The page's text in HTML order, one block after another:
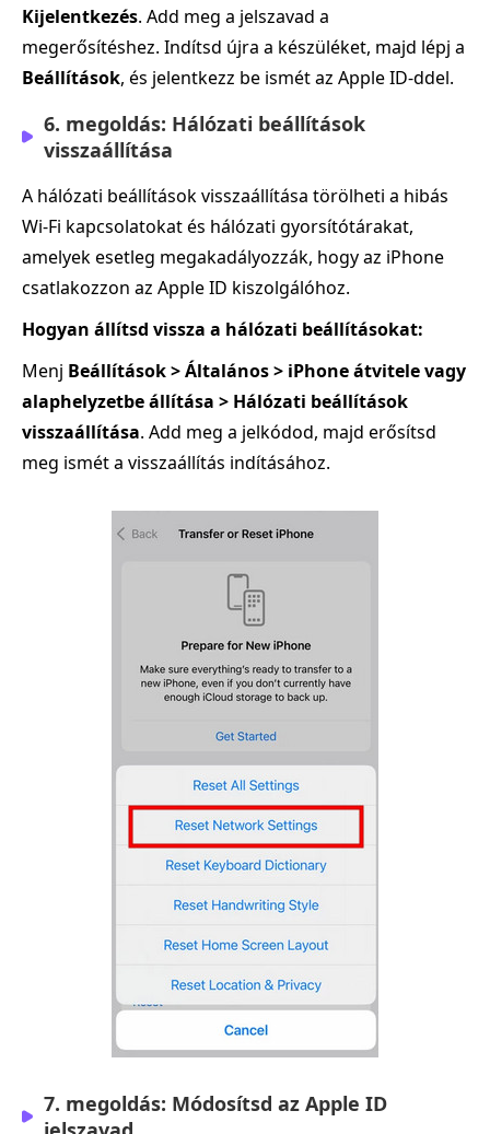
Kijelentkezés. Add meg a jelszavad a
megerősítéshez. Indítsd újra a készüléket, majd lépj a
Beállítások, és jelentkezz be ismét az Apple ID‑ddel.
6. megoldás: Hálózati beállítások
visszaállítása
A hálózati beállítások visszaállítása törölheti a hibás
Wi‑Fi kapcsolatokat és hálózati gyorsítótárakat,
amelyek esetleg megakadályozzák, hogy az iPhone
csatlakozzon az Apple ID kiszolgálóhoz.
Hogyan állítsd vissza a hálózati beállításokat:
Menj Beállítások > Általános > iPhone átvitele vagy
alaphelyzetbe állítása > Hálózati beállítások
visszaállítása. Add meg a jelkódod, majd erősítsd
meg ismét a visszaállítás indításához.
7. megoldás: Módosítsd az Apple ID